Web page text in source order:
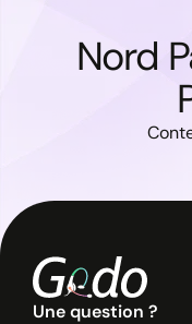
Nord
Une question ?